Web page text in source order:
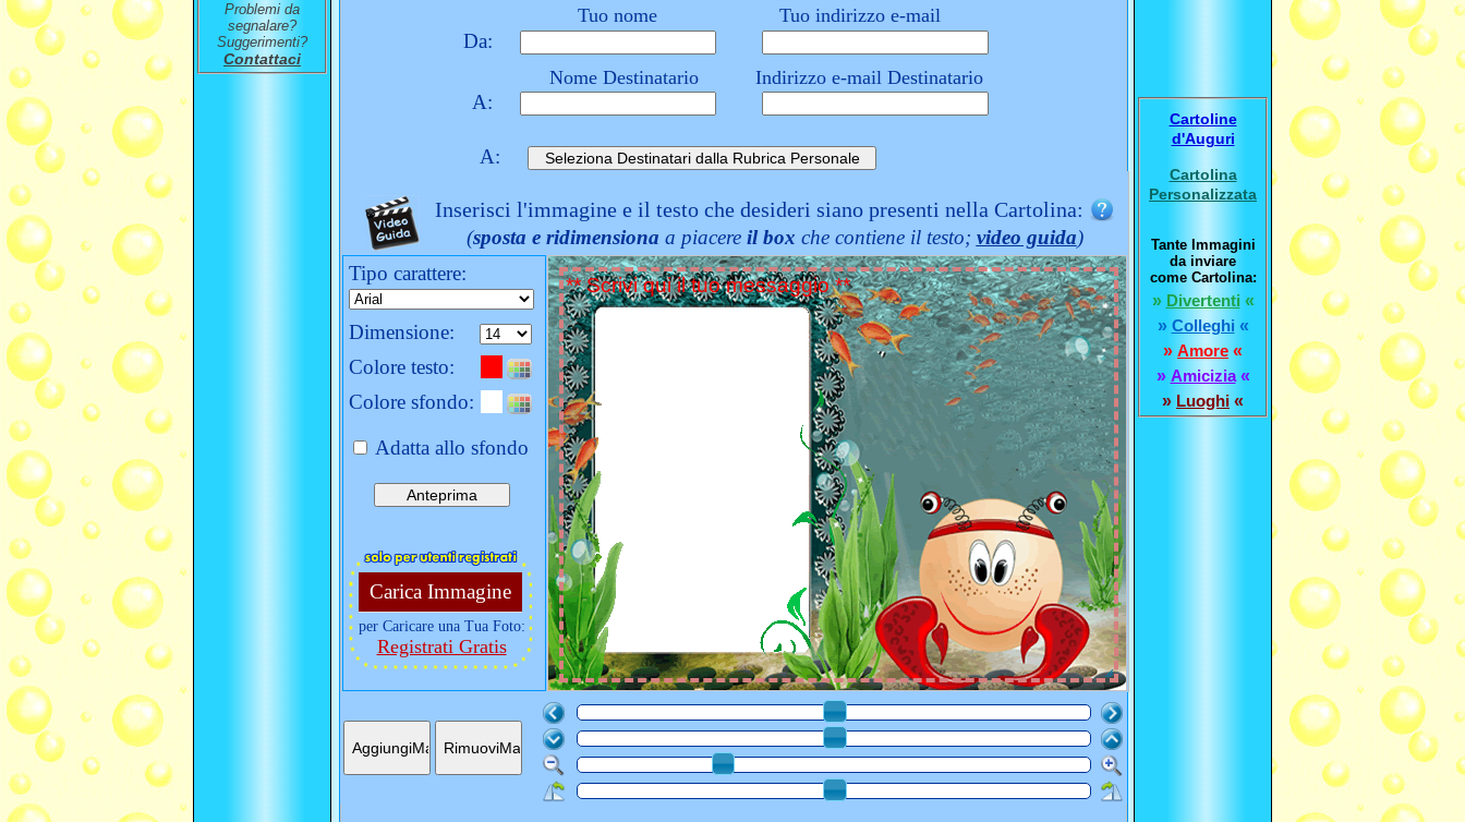
Tuo nome Tuo indirizzo e-mail
Da:
Nome Destinatario Indirizzo e-mail Destinatario
A:
A:
Inserisci l'immagine e il testo che desideri siano presenti nella Cartolina:
(sposta e ridimensiona a piacere il box che contiene il testo; video guida)
Tipo carattere:
Dimensione:
Colore testo:
Colore sfondo:
Adatta allo sfondo
Carica Immagine
per Caricare una Tua Foto:
Registrati Gratis
Problemi da
segnalare?
Suggerimenti?
Contattaci
Cartoline
d'Auguri
Cartolina
Personalizzata
Tante Immagini
da inviare
come Cartolina:
» Divertenti «
» Colleghi «
» Amore «
» Amicizia«
» Luoghi «